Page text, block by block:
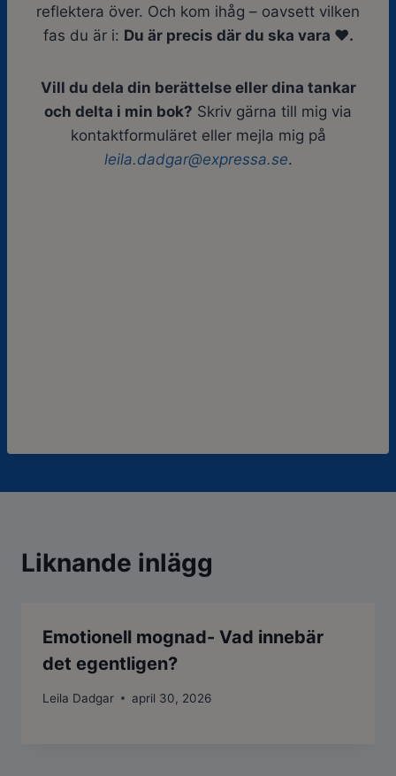
reflektera över. Och kom ihåg – oavsett vilken
fas du är i: Du är precis där du ska vara ❤️.
Vill du dela din berättelse eller dina tankar
och delta i min bok? Skriv gärna till mig via
kontaktformuläret eller mejla mig på
leila.dadgar@expressa.se.
Liknande inlägg
Emotionell mognad- Vad innebär
det egentligen?
Leila Dadgar april 30, 2026